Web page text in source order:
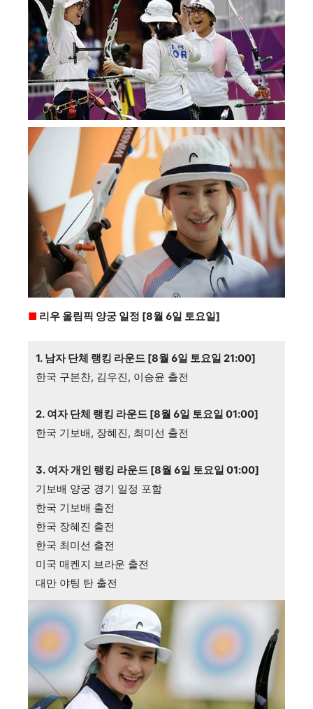
■ 리우 올림픽 양궁 일정 [8월 6일 토요일]
1. 남자 단체 랭킹 라운드 [8월 6일 토요일 21:00]
한국 구본찬, 김우진, 이승윤 출전
2. 여자 단체 랭킹 라운드 [8월 6일 토요일 01:00]
한국 기보배, 장혜진, 최미선 출전
3. 여자 개인 랭킹 라운드 [8월 6일 토요일 01:00]
기보배 양궁 경기 일정 포함
한국 기보배 출전
한국 장혜진 출전
한국 최미선 출전
미국 매켄지 브라운 출전
대만 야팅 탄 출전